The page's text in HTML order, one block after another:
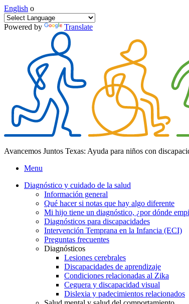
English o
Powered by Translate
Avancemos Juntos Texas: Ayuda para niños con
Menu
Diagnóstico y cuidado de la salud
Información general
Qué hacer si notas que hay algo diferente
Mi hijo tiene un diagnóstico, ¿por dónde
Diagnósticos para discapacidades
Intervención Temprana en la Infancia (ECI)
Preguntas frecuentes
Diagnósticos
Lesiones cerebrales
Discapacidades de aprendizaje
Condiciones relacionadas al Zika
Ceguera y discapacidad visual
Dislexia y padecimientos relacionados